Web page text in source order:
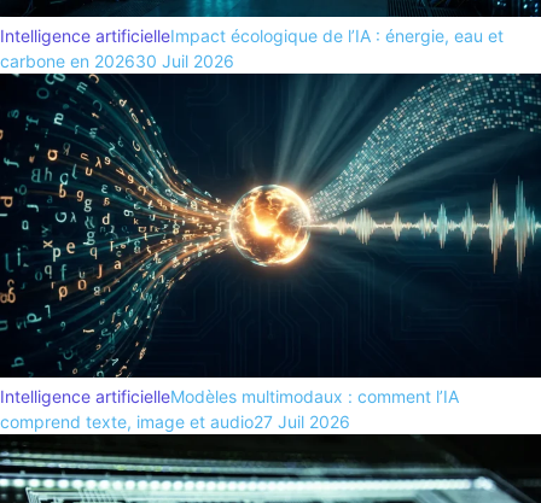
Intelligence artificielleImpact écologique de l’IA : énergie, eau et
carbone en 202630 Juil 2026
Intelligence artificielleModèles multimodaux : comment l’IA
comprend texte, image et audio27 Juil 2026